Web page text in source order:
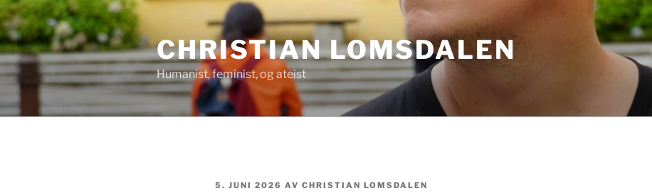
Gå
til
innhold
CHRISTIAN LOMSDALEN
Humanist, feminist, og ateist
PUBLISERT
5. JUNI 2026 AV CHRISTIAN LOMSDALEN